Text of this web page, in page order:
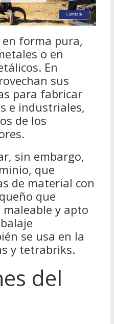
forma pura,
o en
En
sus
para fabricar
e industriales,
de los
sin embargo,
que
de material con
que
y apto
se usa en la
y tetrabriks.
del